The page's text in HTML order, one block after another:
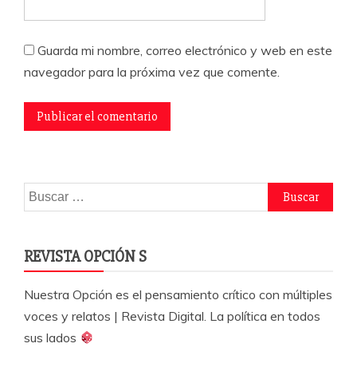
Guarda mi nombre, correo electrónico y web en este
navegador para la próxima vez que comente.
Buscar:
REVISTA OPCIÓN S
Nuestra Opción es el pensamiento crítico con múltiples
voces y relatos | Revista Digital. La política en todos
sus lados